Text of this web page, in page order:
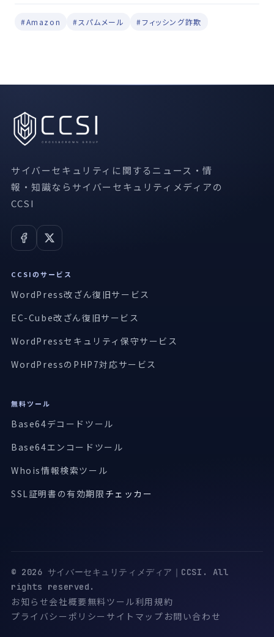
#Amazon #スパムメール #フィッシング詐欺
サイバーセキュリティに関するニュース・情
報・知識ならサイバーセキュリティメディアの
CCSI
CCSIのサービス
WordPress改ざん復旧サービス
EC-Cube改ざん復旧サービス
WordPressセキュリティ保守サービス
WordPressのPHP7対応サービス
無料ツール
Base64デコードツール
Base64エンコードツール
Whois情報検索ツール
SSL証明書の有効期限 チェッカー
© 2026 サイバーセキュリティメディア｜CCSI. All
rights reserved.
お知らせ会社概要無料ツール利用規約
プライバシーポリシー サイトマップ お問い合わせ